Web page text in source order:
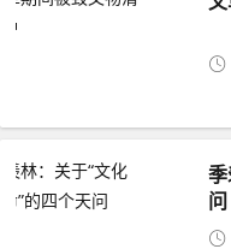
问